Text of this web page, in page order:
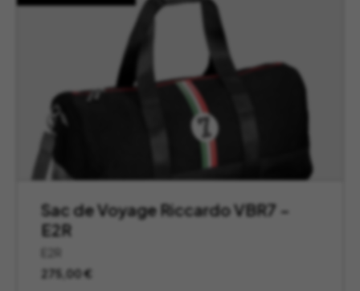
Sac de Voyage Riccardo VBR7 –
E2R
275,00€